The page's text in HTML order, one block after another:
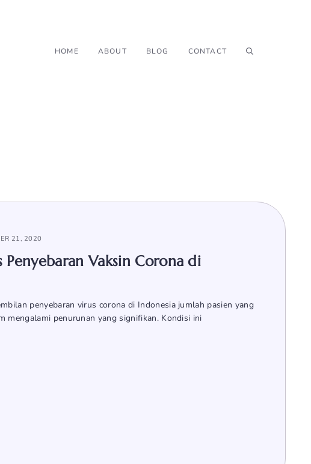
HOME ABOUT BLOG CONTACT
21, 2020
Penyebaran Vaksin Corona di
penyebaran virus corona di Indonesia jumlah pasien yang
mengalami penurunan yang signifikan. Kondisi ini